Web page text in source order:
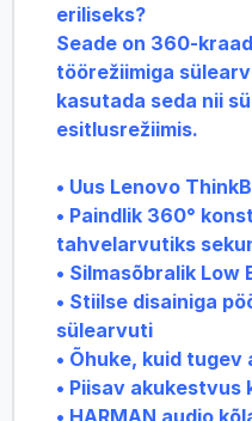
eriliseks?
Seade on 360-
töörežiimiga
kasutada seda nii
esitlusrežiimis.
• Uus Lenovo
• Paindlik 360°
tahvelarvutiks
• Silmasõbralik Low
• Stiilse disainiga
sülearvuti
• Õhuke, kuid tugev
• Piisav akukestvus
• HARMAN audio